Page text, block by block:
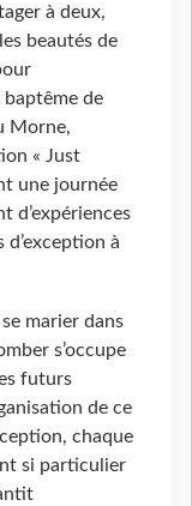
à deux,
beautés de
de
Morne,
« Just
une journée
d’expériences
à
marier dans
s’occupe
futurs
de ce
chaque
si particulier